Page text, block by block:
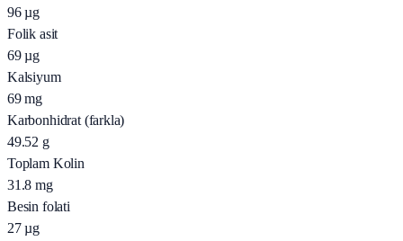
96 µg
Folik asit
69 µg
Kalsiyum
69 mg
Karbonhidrat (farkla)
49.52 g
Toplam Kolin
31.8 mg
Besin folati
27 µg